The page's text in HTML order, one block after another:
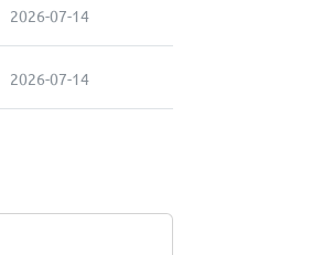
2026-07-14
2026-07-14